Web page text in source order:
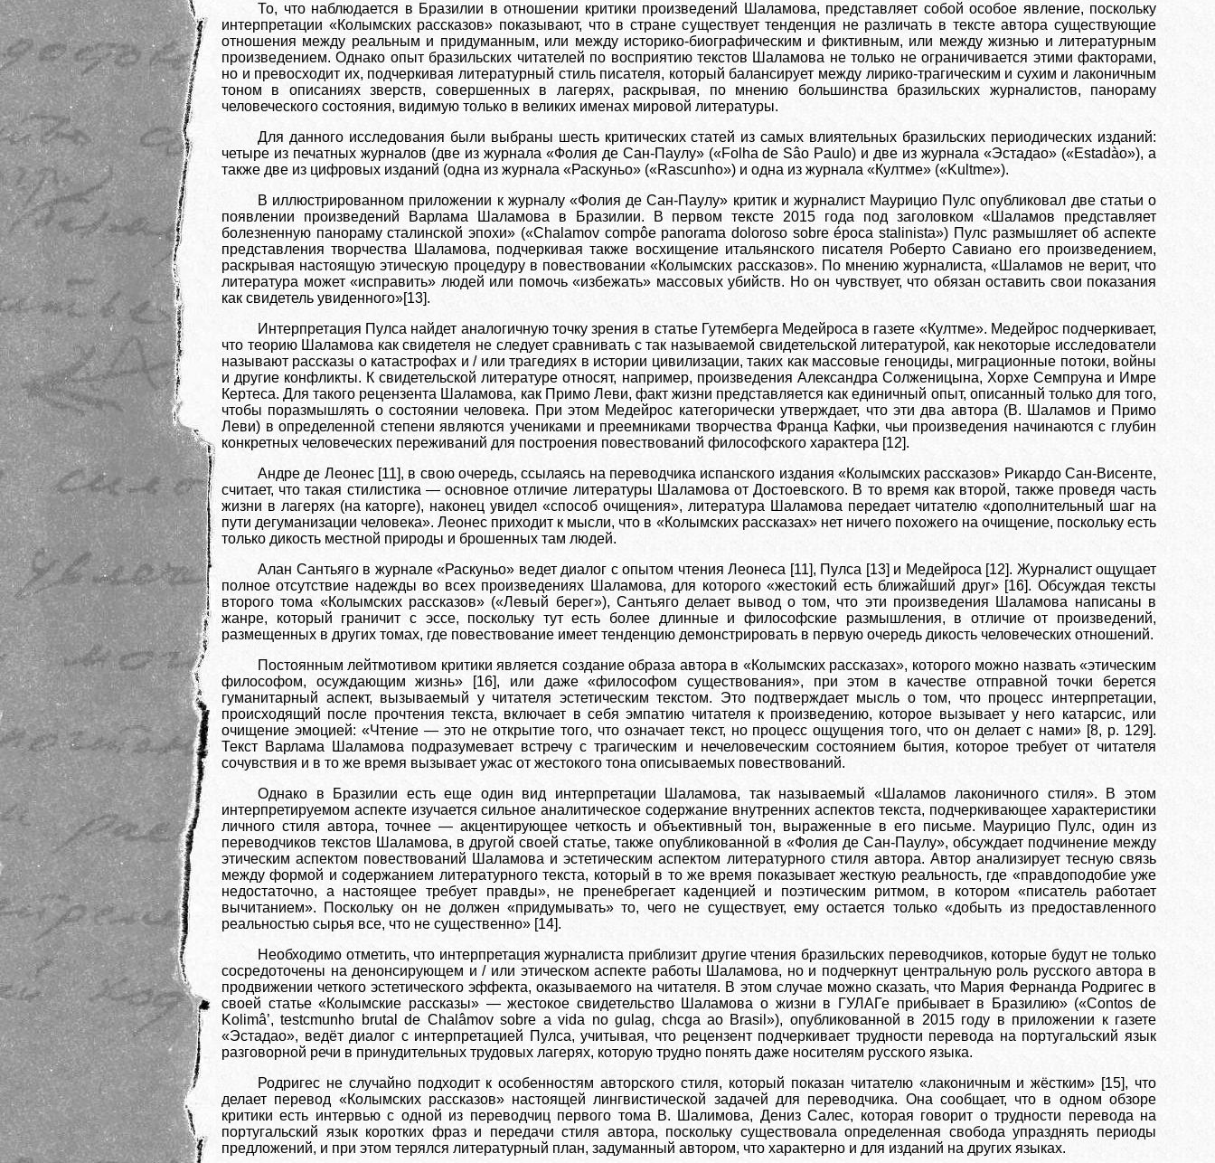
То, что наблюдается в Бразилии в отношении критики произведений Шаламова, представляет собой особое явление, поскольку
интерпретации «Колымских рассказов» показывают, что в стране существует тенденция не различать в тексте автора существующие
отношения между реальным и придуманным, или между историко-биографическим и фиктивным, или между жизнью и литературным
произведением. Однако опыт бразильских читателей по восприятию текстов Шаламова не только не ограничивается этими факторами,
но и превосходит их, подчеркивая литературный стиль писателя, который балансирует между лирико-трагическим и сухим и лаконичным
тоном в описаниях зверств, совершенных в лагерях, раскрывая, по мнению большинства бразильских журналистов, панораму
человеческого состояния, видимую только в великих именах мировой литературы.
Для данного исследования были выбраны шесть критических статей из самых влиятельных бразильских периодических изданий:
четыре из печатных журналов (две из журнала «Фолия де Сан-Паулу» («Folha de Sâo Paulo) и две из журнала «Эстадао» («Estadào»), а
также две из цифровых изданий (одна из журнала «Раскуньо» («Rascunho») и одна из журнала «Култме» («Kultme»).
В иллюстрированном приложении к журналу «Фолия де Сан-Паулу» критик и журналист Маурицио Пулс опубликовал две статьи о
появлении произведений Варлама Шаламова в Бразилии. В первом тексте 2015 года под заголовком «Шаламов представляет
болезненную панораму сталинской эпохи» («Chalamov compôe panorama doloroso sobre época stalinista») Пулс размышляет об аспекте
представления творчества Шаламова, подчеркивая также восхищение итальянского писателя Роберто Савиано его произведением,
раскрывая настоящую этическую процедуру в повествовании «Колымских рассказов». По мнению журналиста, «Шаламов не верит, что
литература может «исправить» людей или помочь «избежать» массовых убийств. Но он чувствует, что обязан оставить свои показания
как свидетель увиденного»[13].
Интерпретация Пулса найдет аналогичную точку зрения в статье Гутемберга Медейроса в газете «Култме». Медейрос подчеркивает,
что теорию Шаламова как свидетеля не следует сравнивать с так называемой свидетельской литературой, как некоторые исследователи
называют рассказы о катастрофах и / или трагедиях в истории цивилизации, таких как массовые геноциды, миграционные потоки, войны
и другие конфликты. К свидетельской литературе относят, например, произведения Александра Солженицына, Хорхе Семпруна и Имре
Кертеса. Для такого рецензента Шаламова, как Примо Леви, факт жизни представляется как единичный опыт, описанный только для того,
чтобы поразмышлять о состоянии человека. При этом Медейрос категорически утверждает, что эти два автора (В. Шаламов и Примо
Леви) в определенной степени являются учениками и преемниками творчества Франца Кафки, чьи произведения начинаются с глубин
конкретных человеческих переживаний для построения повествований философского характера [12].
Андре де Леонес [11], в свою очередь, ссылаясь на переводчика испанского издания «Колымских рассказов» Рикардо Сан-Висенте,
считает, что такая стилистика — основное отличие литературы Шаламова от Достоевского. В то время как второй, также проведя часть
жизни в лагерях (на каторге), наконец увидел «способ очищения», литература Шаламова передает читателю «дополнительный шаг на
пути дегуманизации человека». Леонес приходит к мысли, что в «Колымских рассказах» нет ничего похожего на очищение, поскольку есть
только дикость местной природы и брошенных там людей.
Алан Сантьяго в журнале «Раскуньо» ведет диалог с опытом чтения Леонеса [11], Пулса [13] и Медейроса [12]. Журналист ощущает
полное отсутствие надежды во всех произведениях Шаламова, для которого «жестокий есть ближайший друг» [16]. Обсуждая тексты
второго тома «Колымских рассказов» («Левый берег»), Сантьяго делает вывод о том, что эти произведения Шаламова написаны в
жанре, который граничит с эссе, поскольку тут есть более длинные и философские размышления, в отличие от произведений,
размещенных в других томах, где повествование имеет тенденцию демонстрировать в первую очередь дикость человеческих отношений.
Постоянным лейтмотивом критики является создание образа автора в «Колымских рассказах», которого можно назвать «этическим
философом, осуждающим жизнь» [16], или даже «философом существования», при этом в качестве отправной точки берется
гуманитарный аспект, вызываемый у читателя эстетическим текстом. Это подтверждает мысль о том, что процесс интерпретации,
происходящий после прочтения текста, включает в себя эмпатию читателя к произведению, которое вызывает у него катарсис, или
очищение эмоцией: «Чтение — это не открытие того, что означает текст, но процесс ощущения того, что он делает с нами» [8, р. 129].
Текст Варлама Шаламова подразумевает встречу с трагическим и нечеловеческим состоянием бытия, которое требует от читателя
сочувствия и в то же время вызывает ужас от жестокого тона описываемых повествований.
Однако в Бразилии есть еще один вид интерпретации Шаламова, так называемый «Шаламов лаконичного стиля». В этом
интерпретируемом аспекте изучается сильное аналитическое содержание внутренних аспектов текста, подчеркивающее характеристики
личного стиля автора, точнее — акцентирующее четкость и объективный тон, выраженные в его письме. Маурицио Пулc, один из
переводчиков текстов Шаламова, в другой своей статье, также опубликованной в «Фолия де Сан-Паулу», обсуждает подчинение между
этическим аспектом повествований Шаламова и эстетическим аспектом литературного стиля автора. Автор анализирует тесную связь
между формой и содержанием литературного текста, который в то же время показывает жесткую реальность, где «правдоподобие уже
недостаточно, а настоящее требует правды», не пренебрегает каденцией и поэтическим ритмом, в котором «писатель работает
вычитанием». Поскольку он не должен «придумывать» то, чего не существует, ему остается только «добыть из предоставленного
реальностью сырья все, что не существенно» [14].
Необходимо отметить, что интерпретация журналиста приблизит другие чтения бразильских переводчиков, которые будут не только
сосредоточены на денонсирующем и / или этическом аспекте работы Шаламова, но и подчеркнут центральную роль русского автора в
продвижении четкого эстетического эффекта, оказываемого на читателя. В этом случае можно сказать, что Мария Фернанда Родригес в
своей статье «Колымские рассказы» — жестокое свидетельство Шаламова о жизни в ГУЛАГе прибывает в Бразилию» («Contos de
Kolimâ’, testcmunho brutal de Chalâmov sobre a vida no gulag, chcga ao Brasil»), опубликованной в 2015 году в приложении к газете
«Эстадао», ведёт диалог с интерпретацией Пулса, учитывая, что рецензент подчеркивает трудности перевода на португальский язык
разговорной речи в принудительных трудовых лагерях, которую трудно понять даже носителям русского языка.
Родригес не случайно подходит к особенностям авторского стиля, который показан читателю «лаконичным и жёстким» [15], что
делает перевод «Колымских рассказов» настоящей лингвистической задачей для переводчика. Она сообщает, что в одном обзоре
критики есть интервью с одной из переводчиц первого тома В. Шалимова, Дениз Салес, которая говорит о трудности перевода на
португальский язык коротких фраз и передачи стиля автора, поскольку существовала определенная свобода упразднять периоды
предложений, и при этом терялся литературный план, задуманный автором, что характерно и для изданий на других языках.